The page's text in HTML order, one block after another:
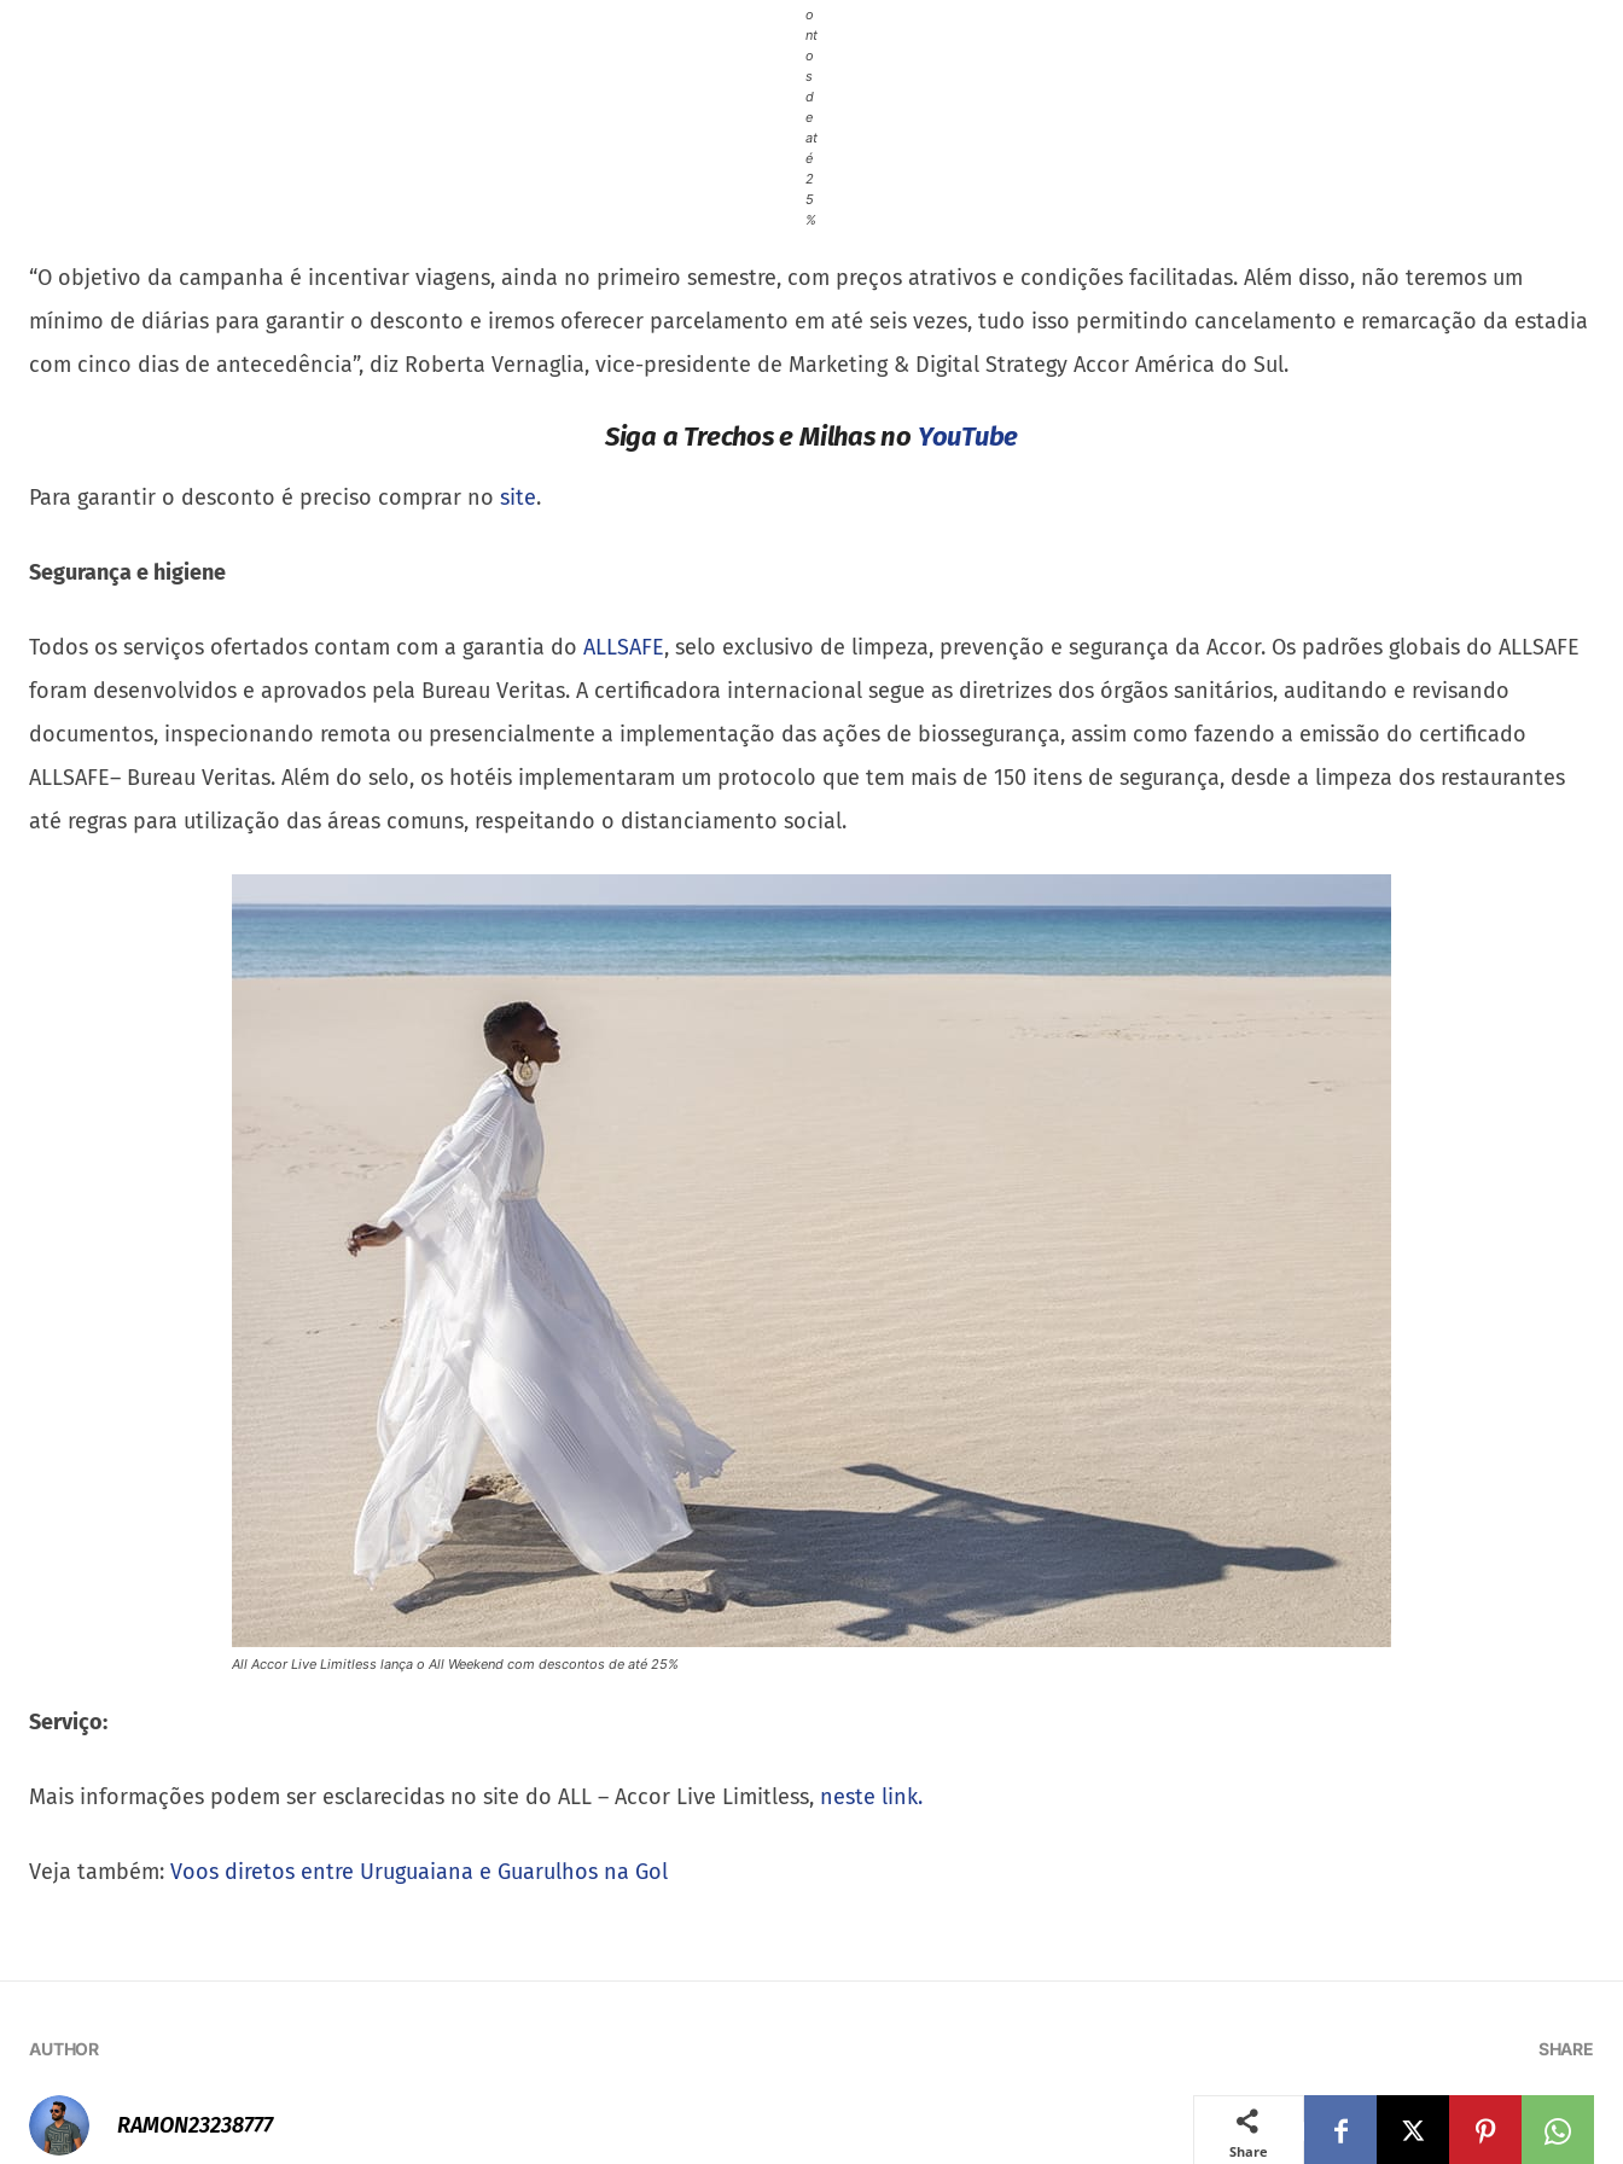
o
nt
o
s
d
e
at
é
2
5
%
“O objetivo da campanha é incentivar viagens, ainda no primeiro semestre, com preços atrativos e condições facilitadas. Além disso, não teremos um
mínimo de diárias para garantir o desconto e iremos oferecer parcelamento em até seis vezes, tudo isso permitindo cancelamento e remarcação da estadia
com cinco dias de antecedência”, diz Roberta Vernaglia, vice-presidente de Marketing & Digital Strategy Accor América do Sul.
Siga a Trechos e Milhas no YouTube
Para garantir o desconto é preciso comprar no site.
Segurança e higiene
Todos os serviços ofertados contam com a garantia do ALLSAFE, selo exclusivo de limpeza, prevenção e segurança da Accor. Os padrões globais do ALLSAFE
foram desenvolvidos e aprovados pela Bureau Veritas. A certificadora internacional segue as diretrizes dos órgãos sanitários, auditando e revisando
documentos, inspecionando remota ou presencialmente a implementação das ações de biossegurança, assim como fazendo a emissão do certificado
ALLSAFE– Bureau Veritas. Além do selo, os hotéis implementaram um protocolo que tem mais de 150 itens de segurança, desde a limpeza dos restaurantes
até regras para utilização das áreas comuns, respeitando o distanciamento social.
All Accor Live Limitless lança o All Weekend com descontos de até 25%
Serviço:
Mais informações podem ser esclarecidas no site do ALL – Accor Live Limitless, neste link.
Veja também: Voos diretos entre Uruguaiana e Guarulhos na Gol
AUTHOR
RAMON23238777
SHARE
Share